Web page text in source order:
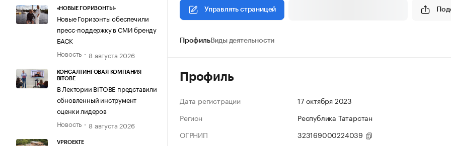
«НОВЫЕ ГОРИЗОНТЫ»
Новые Горизонты обеспечили
пресс-поддержку в СМИ бренду
БАСК
Новость
8 августа 2026
КОНСАЛТИНГОВАЯ КОМПАНИЯ
BITOBE
В Лектории BITOBE представили
обновленный инструмент
оценки лидеров
Новость
8 августа 2026
VPROEKTE
Управлять страницей
ПрофильВиды деятельности
Профиль
Дата регистрации
17 октября 2023
Регион
Республика Татарстан
ОГРНИП
323169000224039